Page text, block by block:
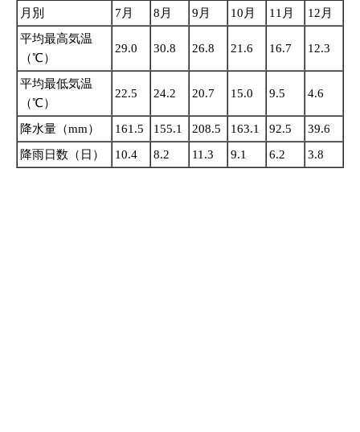
月別 7月 8月 9月 10月 11月
12月
平均最高気温
（℃）
29.0 30.8 26.8 21.6 16.7 12.3
平均最低気温
（℃）
22.5 24.2 20.7 15.0 9.5 4.6
降水量（mm） 161.5 155.1 208.5 163.1 92.5
39.6
降雨日数（日）
10.4 8.2 11.3 9.1 6.2 3.8